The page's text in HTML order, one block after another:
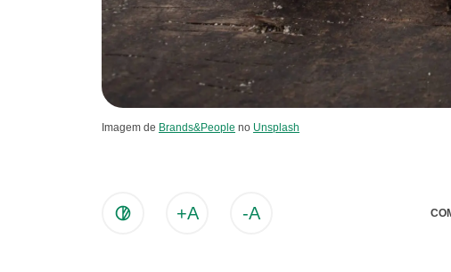
Imagem de Brands&People no Unsplash
+A -A